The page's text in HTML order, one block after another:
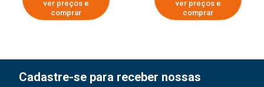
ver preços e
comprar
ver preços e
comprar
Cadastre-se para receber nossas